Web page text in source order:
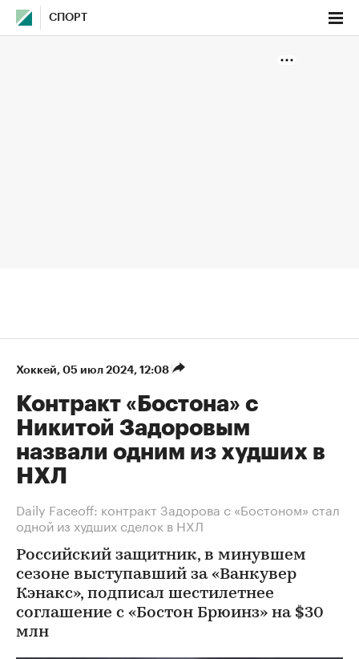
СПОРТ
Хоккей⁠, 05 июл 2024, 12:08
Контракт «Бостона» с
Никитой Задоровым
назвали одним из худших в
НХЛ
Daily Faceoff: контракт Задорова с «Бостоном» стал
одной из худших сделок в НХЛ
Российский защитник, в минувшем
сезоне выступавший за «Ванкувер
Кэнакс», подписал шестилетнее
соглашение с «Бостон Брюинз» на $30
млн